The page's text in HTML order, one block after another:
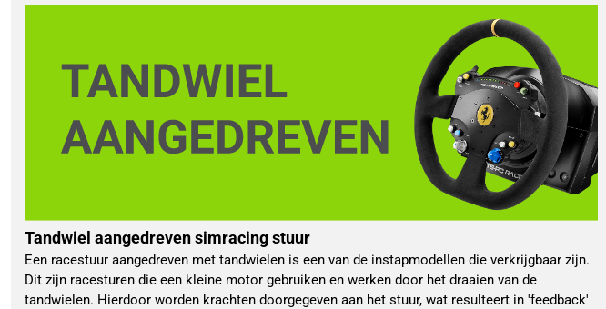
Tandwiel aangedreven simracing stuur
Een racestuur aangedreven met tandwielen is een van de instapmodellen die verkrijgbaar zijn.
Dit zijn racesturen die een kleine motor gebruiken en werken door het draaien van de
tandwielen. Hierdoor worden krachten doorgegeven aan het stuur, wat resulteert in 'feedback'